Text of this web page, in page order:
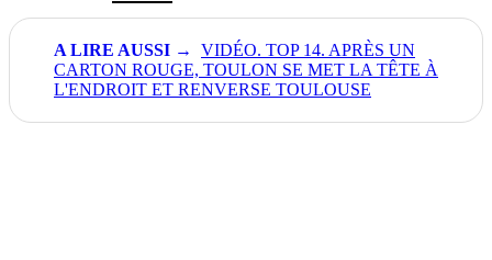
VIDÉO. TOP 14. APRÈS UN
CARTON ROUGE, TOULON SE MET LA TÊTE À
L'ENDROIT ET RENVERSE TOULOUSE